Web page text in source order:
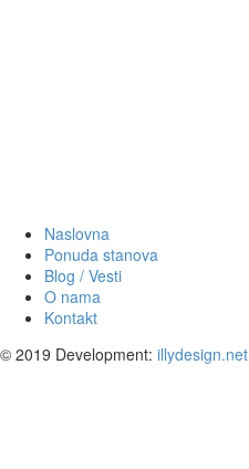
Naslovna
Ponuda stanova
Blog / Vesti
O nama
Kontakt
© 2019 Development: illydesign.net